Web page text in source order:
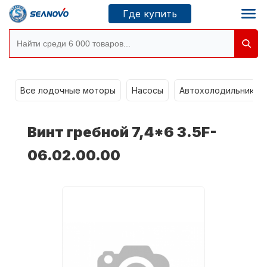
Где купить
Новосибирск
Моторы SEANOVO
Все лодочные моторы Насосы Автохолодильники
Винт гребной 7,4*6 3.5F-
06.02.00.00